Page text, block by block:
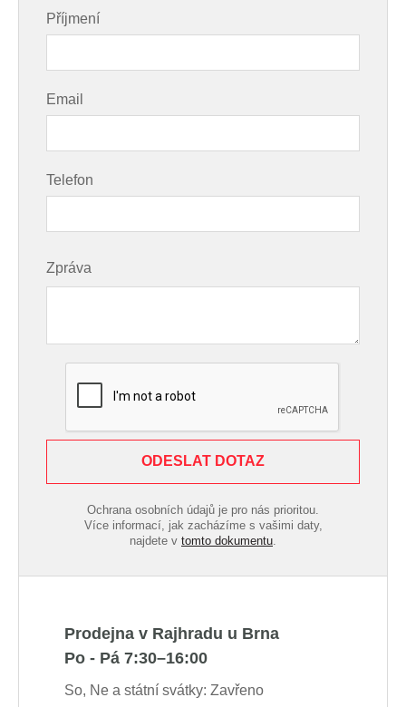
Příjmení
Email
Telefon
Zpráva
ODESLAT DOTAZ
Ochrana osobních údajů je pro nás prioritou.
Více informací, jak zacházíme s vašimi daty,
najdete v tomto dokumentu
Prodejna v Rajhradu u Brna
Po - Pá 7:30–16:00
So, Ne a státní svátky: Zavřeno